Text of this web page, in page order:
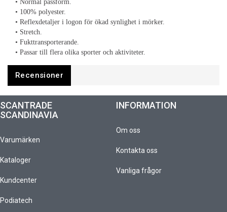
• Normal passform.
• 100% polyester.
• Reflexdetaljer i logon för ökad synlighet i mörker.
• Stretch.
• Fukttransporterande.
• Passar till flera olika sporter och aktiviteter.
Recensioner
SCANTRADE
SCANDINAVIA
Varumärken
Kataloger
Kundcenter
Podiatech
INFORMATION
Om oss
Kontakta oss
Vanliga frågor